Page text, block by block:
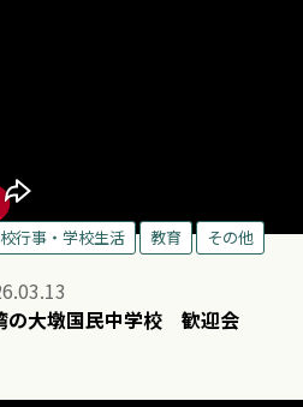
行事・学校生活 教育 その他
の大墩国民中学校 歓迎会